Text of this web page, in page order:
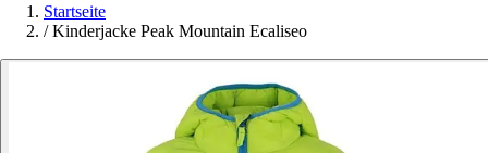
Startseite
/ Kinderjacke Peak Mountain Ecaliseo